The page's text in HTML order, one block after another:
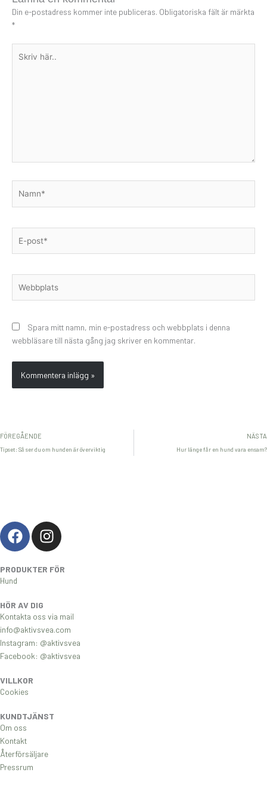
Din e-postadress kommer inte publiceras. Obligatoriska fält är märkta
*
här..
post*
Spara mitt namn, min e-postadress och webbplats i denna
webbläsare till nästa gång jag skriver en kommentar.
FÖREGÅENDE
Tipset: Så ser du om hunden är överviktig
NÄSTA
Hur länge får en hund vara ensam?
F
a
e
b
o
o
k
I
n
t
r
a
m
PRODUKTER FÖR
Hund
HÖR AV DIG
Kontakta oss via mail
info@aktivsvea.com
Instagram: @aktivsvea
Facebook: @aktivsvea
VILLKOR
Cookies
KUNDTJÄNST
Om oss
Kontakt
Återförsäljare
Pressrum